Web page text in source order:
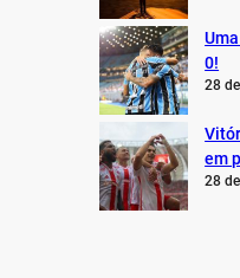
0!
28
em
28